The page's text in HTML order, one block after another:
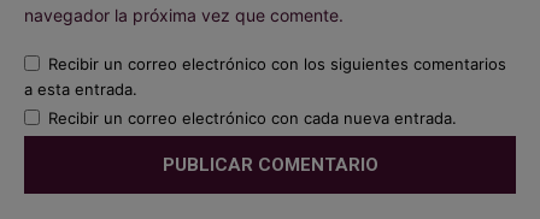
navegador la próxima vez que comente.
Recibir un correo electrónico con los siguientes comentarios
a esta entrada.
Recibir un correo electrónico con cada nueva entrada.